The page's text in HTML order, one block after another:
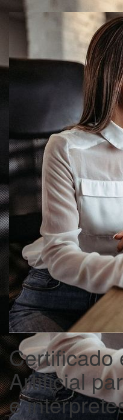
Certificado
Artificial
e